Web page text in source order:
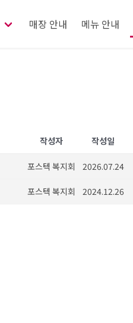
매장 안내 메뉴 안내
작성자 작성일
포스텍 복지회 2026.07.24
포스텍 복지회 2024.12.26